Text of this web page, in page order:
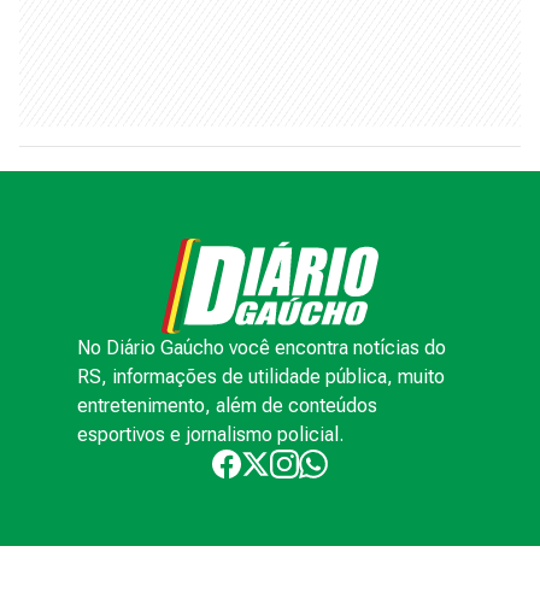
No Diário Gaúcho você encontra notícias do
RS, informações de utilidade pública, muito
entretenimento, além de conteúdos
esportivos e jornalismo policial.